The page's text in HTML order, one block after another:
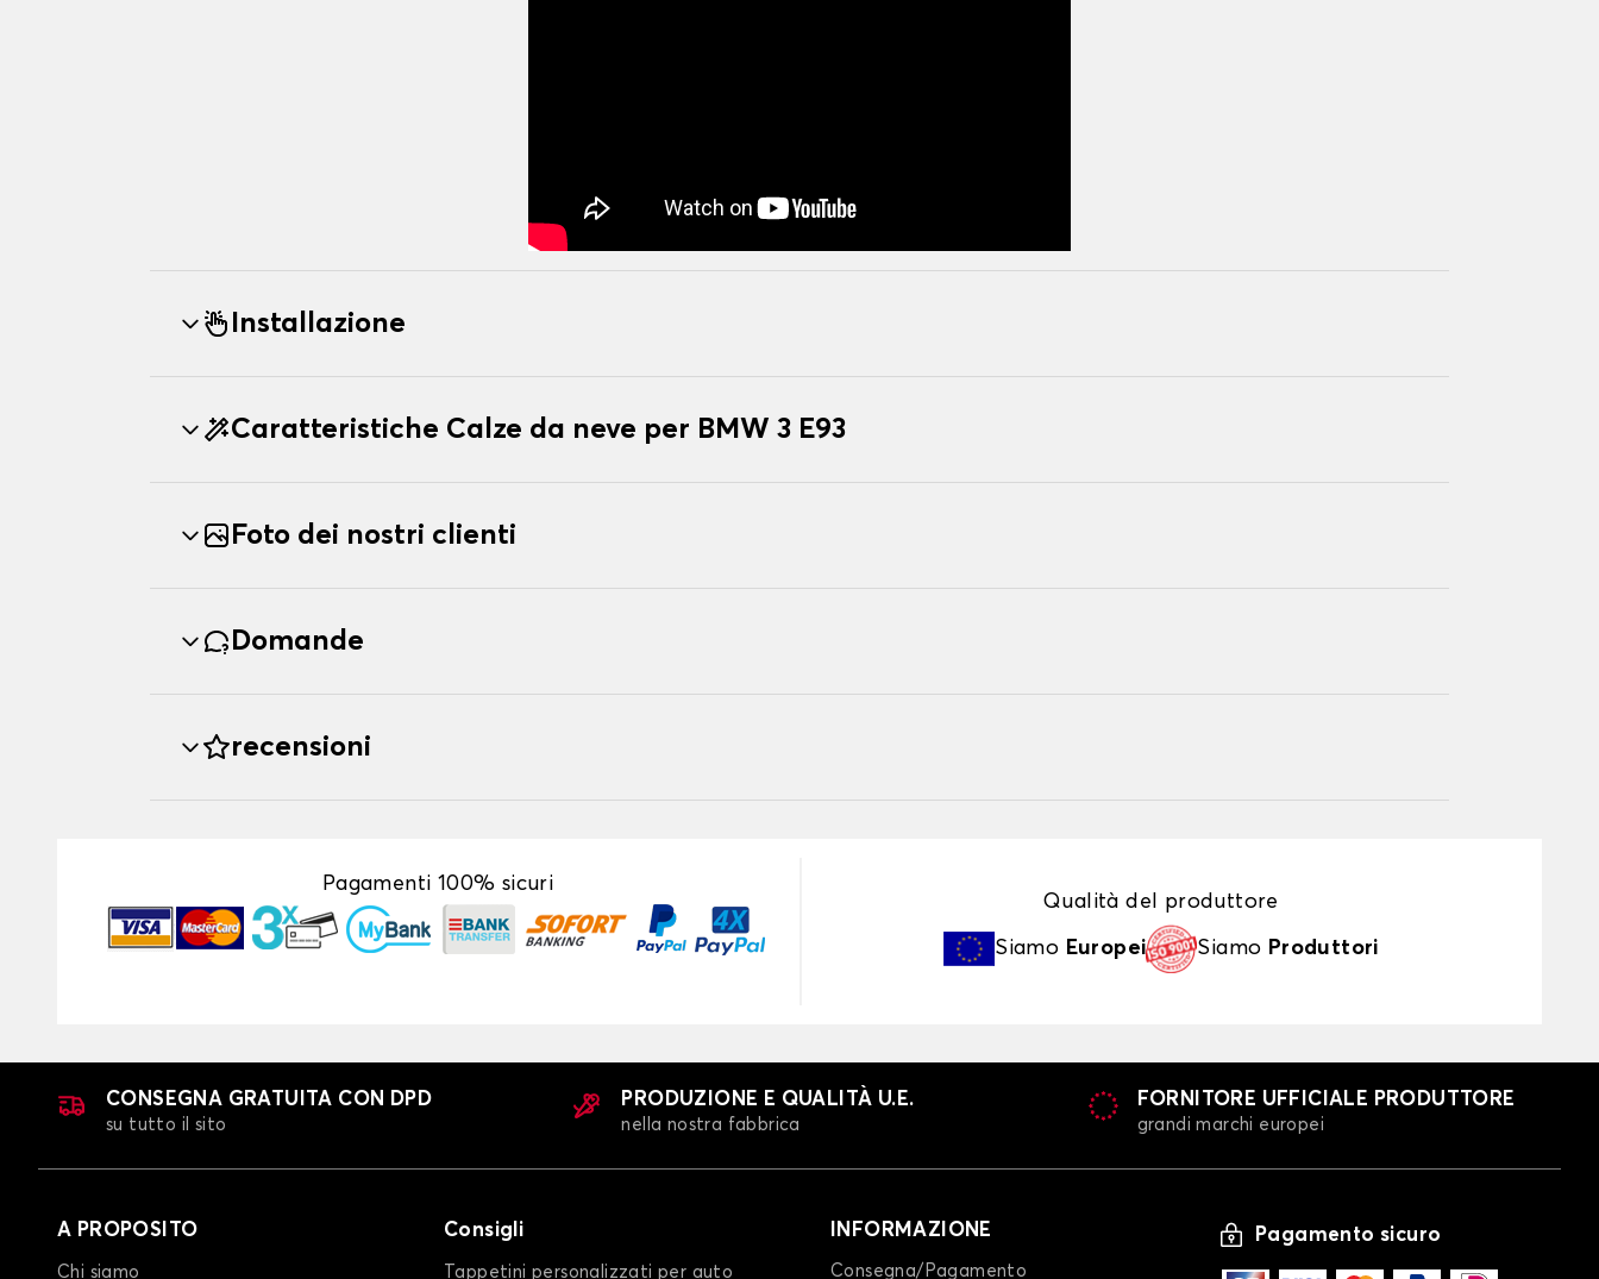
Installazione
Caratteristiche Calze da neve per BMW 3 E93
Foto dei nostri clienti
Domande
recensioni
Pagamenti 100% sicuri
Qualità del produttore
Siamo Europei Siamo Produttori
CONSEGNA GRATUITA CON DPD
su tutto il sito
PRODUZIONE E QUALITÀ U.E.
nella nostra fabbrica
FORNITORE UFFICIALE PRODUTTORE
grandi marchi europei
A PROPOSITO
Chi siamo
Consigli
Tappetini personalizzati per auto
INFORMAZIONE
Consegna/Pagamento
Pagamento sicuro